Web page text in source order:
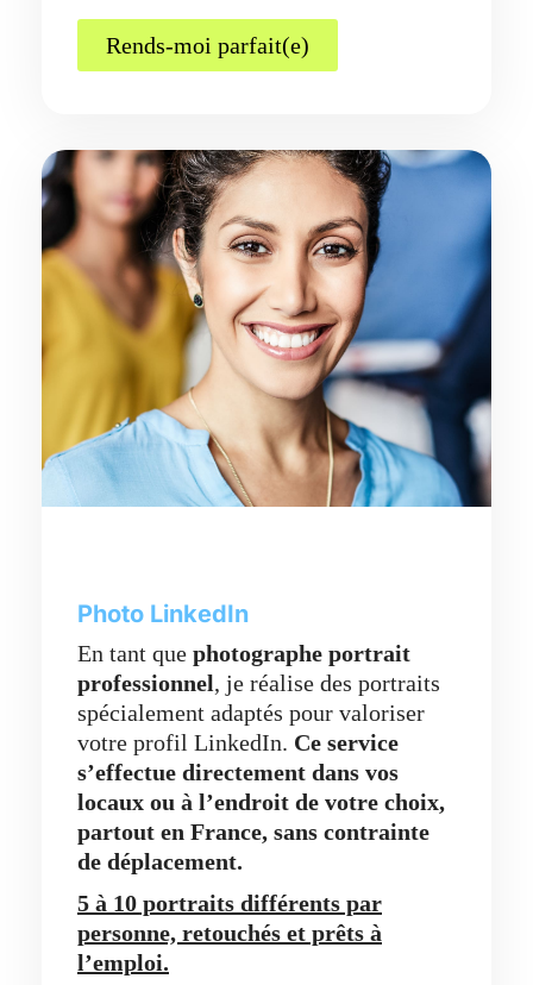
Rends-moi parfait(e)
Photo LinkedIn
En tant que photographe portrait
professionnel, je réalise des portraits
spécialement adaptés pour valoriser
votre profil LinkedIn. Ce service
s’effectue directement dans vos
locaux ou à l’endroit de votre choix,
partout en France, sans contrainte
de déplacement.
5 à 10 portraits différents par
personne, retouchés et prêts à
l’emploi.